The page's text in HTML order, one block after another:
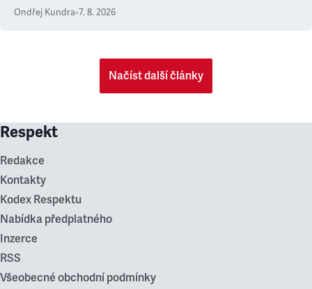
Ondřej Kundra•7. 8. 2026
Načíst další články
Respekt
Redakce
Kontakty
Kodex Respektu
Nabídka předplatného
Inzerce
RSS
Všeobecné obchodní podmínky